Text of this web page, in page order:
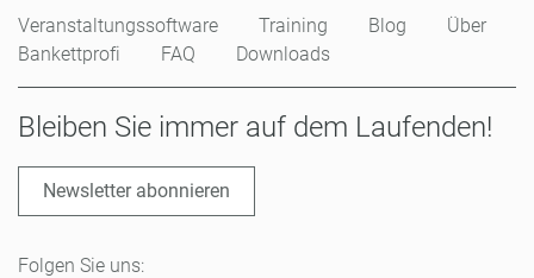
Veranstaltungssoftware Training Blog
Über
Bankettprofi
FAQ Downloads
Bleiben Sie immer auf dem Laufenden!
Newsletter abonnieren
Folgen Sie uns: